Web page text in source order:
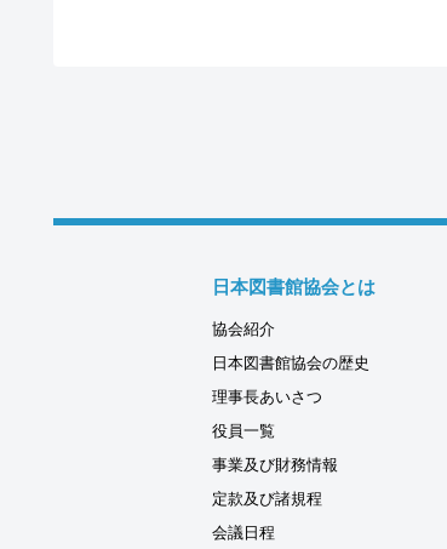
日本図書館協会とは
協会紹介
日本図書館協会の歴史
理事長あいさつ
役員一覧
事業及び財務情報
定款及び諸規程
会議日程